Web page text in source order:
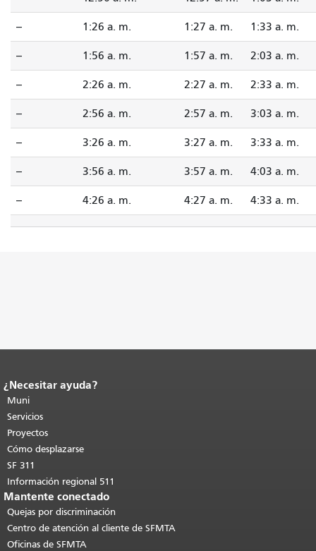
-- 1:26 a. m. 1:27 a. m. 1:33 a. m.
-- 1:56 a. m. 1:57 a. m. 2:03 a. m.
-- 2:26 a. m. 2:27 a. m. 2:33 a. m.
-- 2:56 a. m. 2:57 a. m. 3:03 a. m.
-- 3:26 a. m. 3:27 a. m. 3:33 a. m.
-- 3:56 a. m. 3:57 a. m. 4:03 a. m.
-- 4:26 a. m. 4:27 a. m. 4:33 a. m.
Fin del contenido de la página.
de esta página se repite en todas las
páginas.Volver al principio del
contenido principal
¿Necesitar ayuda?
Muni
Servicios
Proyectos
Cómo desplazarse
SF 311
Información regional 511
Mantente conectado
Quejas por discriminación
Centro de atención al cliente de SFMTA
Oficinas de SFMTA